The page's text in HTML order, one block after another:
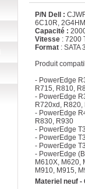
P/N Dell :
6C10R,
Capacité :
Vitesse : 7200
Format : SATA
Produit
- PowerEdge
R715, R810,
- PowerEdge
R720xd, R820,
- PowerEdge
R830, R930
- PowerEdge
- PowerEdge
- PowerEdge
- PowerEdge
M610X, M620,
M910, M915,
Materiel neuf -